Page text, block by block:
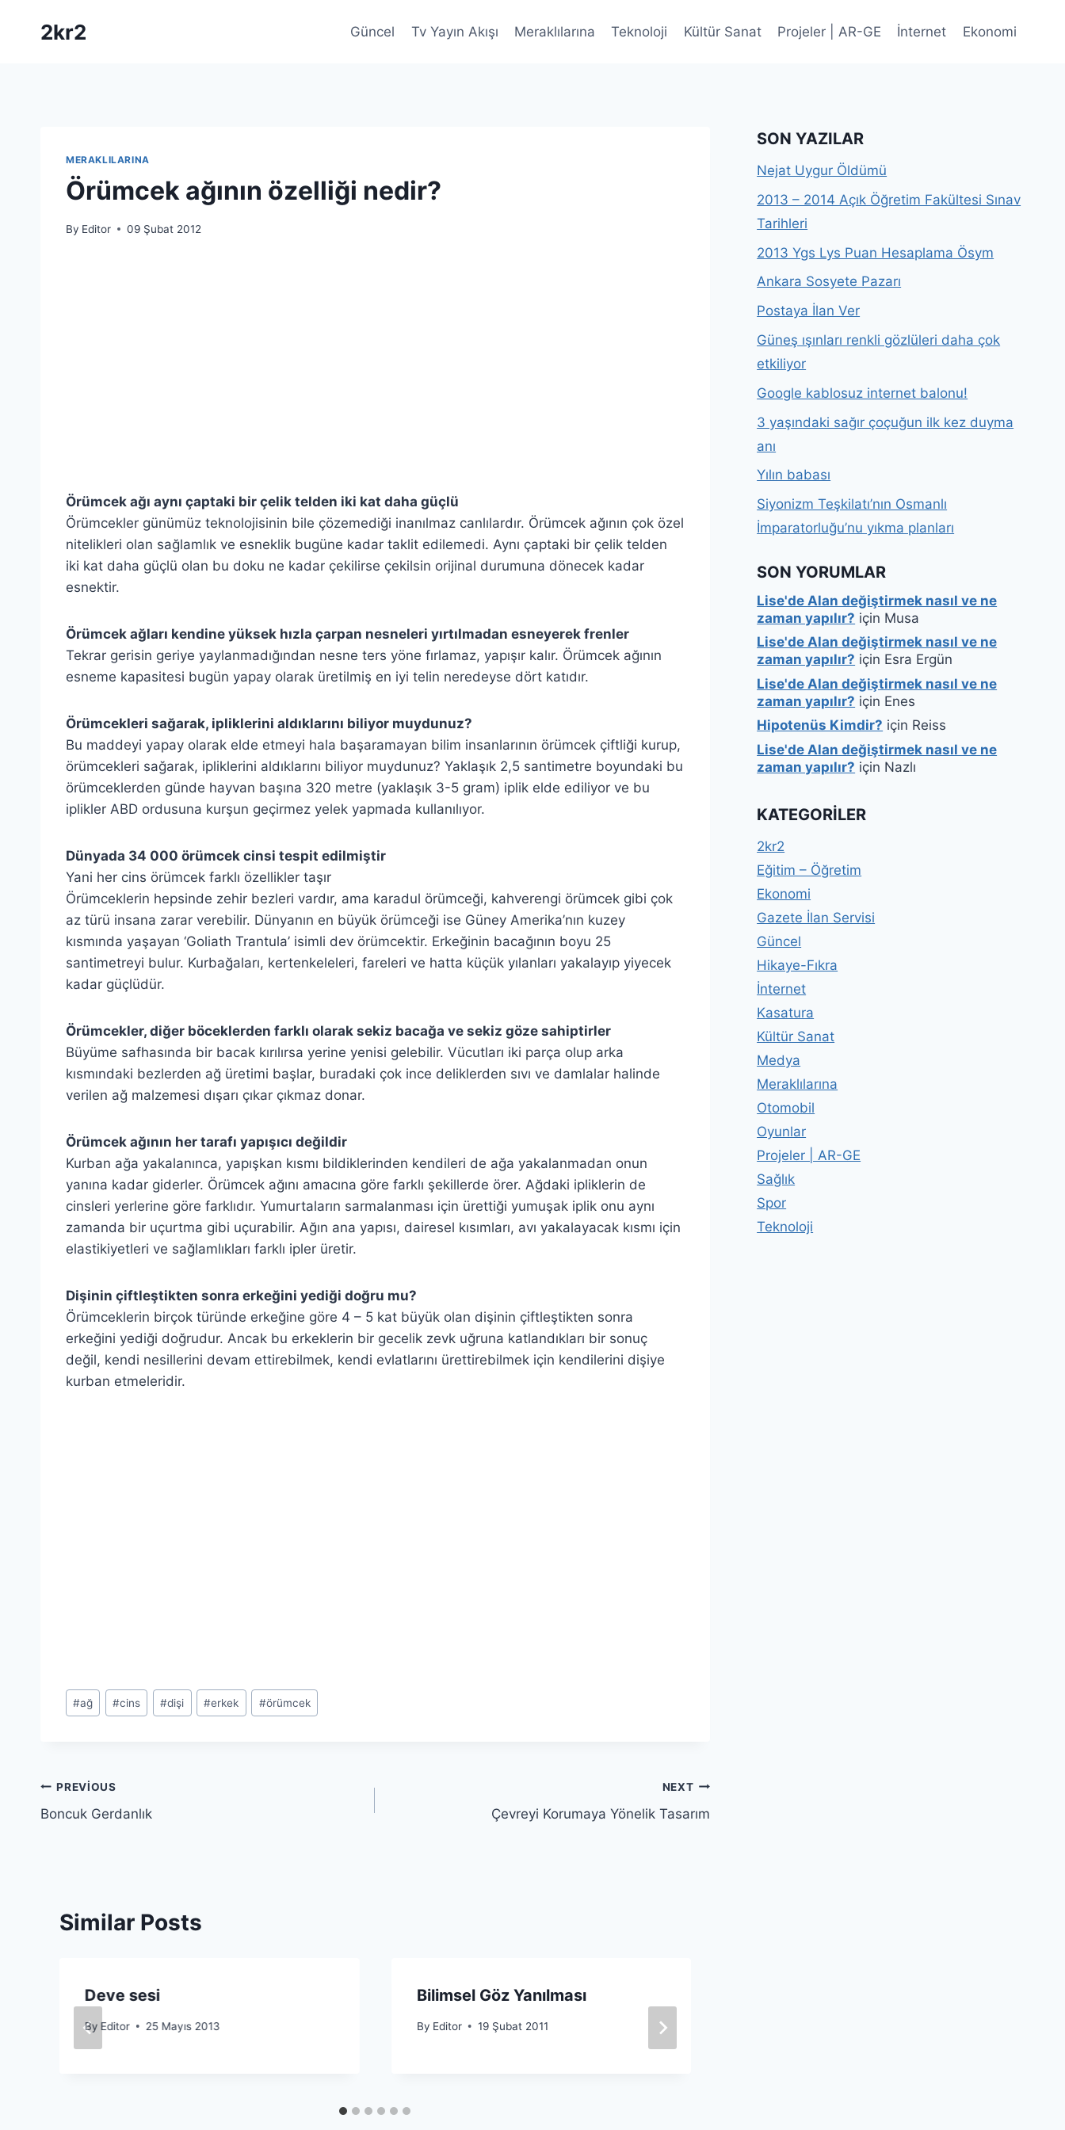
2kr2 Güncel Tv Yayın Akışı Meraklılarına Teknoloji Kültür Sanat Projeler | AR-GE İnternet Ekonomi
MERAKLILARINA
Örümcek ağının özelliği nedir?
By Editor 09 Şubat 2012
Örümcek ağı aynı çaptaki bir çelik telden iki kat daha güçlü
Örümcekler günümüz teknolojisinin bile çözemediği inanılmaz canlılardır. Örümcek ağının çok özel
nitelikleri olan sağlamlık ve esneklik bugüne kadar taklit edilemedi. Aynı çaptaki bir çelik telden
iki kat daha güçlü olan bu doku ne kadar çekilirse çekilsin orijinal durumuna dönecek kadar
esnektir.
Örümcek ağları kendine yüksek hızla çarpan nesneleri yırtılmadan esneyerek frenler
Tekrar gerisin geriye yaylanmadığından nesne ters yöne fırlamaz, yapışır kalır. Örümcek ağının
esneme kapasitesi bugün yapay olarak üretilmiş en iyi telin neredeyse dört katıdır.
Örümcekleri sağarak, ipliklerini aldıklarını biliyor muydunuz?
Bu maddeyi yapay olarak elde etmeyi hala başaramayan bilim insanlarının örümcek çiftliği kurup,
örümcekleri sağarak, ipliklerini aldıklarını biliyor muydunuz? Yaklaşık 2,5 santimetre boyundaki bu
örümceklerden günde hayvan başına 320 metre (yaklaşık 3-5 gram) iplik elde ediliyor ve bu
iplikler ABD ordusuna kurşun geçirmez yelek yapmada kullanılıyor.
Dünyada 34 000 örümcek cinsi tespit edilmiştir
Yani her cins örümcek farklı özellikler taşır
Örümceklerin hepsinde zehir bezleri vardır, ama karadul örümceği, kahverengi örümcek gibi çok
az türü insana zarar verebilir. Dünyanın en büyük örümceği ise Güney Amerika’nın kuzey
kısmında yaşayan ‘Goliath Trantula’ isimli dev örümcektir. Erkeğinin bacağının boyu 25
santimetreyi bulur. Kurbağaları, kertenkeleleri, fareleri ve hatta küçük yılanları yakalayıp yiyecek
kadar güçlüdür.
Örümcekler, diğer böceklerden farklı olarak sekiz bacağa ve sekiz göze sahiptirler
Büyüme safhasında bir bacak kırılırsa yerine yenisi gelebilir. Vücutları iki parça olup arka
kısmındaki bezlerden ağ üretimi başlar, buradaki çok ince deliklerden sıvı ve damlalar halinde
verilen ağ malzemesi dışarı çıkar çıkmaz donar.
Örümcek ağının her tarafı yapışıcı değildir
Kurban ağa yakalanınca, yapışkan kısmı bildiklerinden kendileri de ağa yakalanmadan onun
yanına kadar giderler. Örümcek ağını amacına göre farklı şekillerde örer. Ağdaki ipliklerin de
cinsleri yerlerine göre farklıdır. Yumurtaların sarmalanması için ürettiği yumuşak iplik onu aynı
zamanda bir uçurtma gibi uçurabilir. Ağın ana yapısı, dairesel kısımları, avı yakalayacak kısmı için
elastikiyetleri ve sağlamlıkları farklı ipler üretir.
Dişinin çiftleştikten sonra erkeğini yediği doğru mu?
Örümceklerin birçok türünde erkeğine göre 4 – 5 kat büyük olan dişinin çiftleştikten sonra
erkeğini yediği doğrudur. Ancak bu erkeklerin bir gecelik zevk uğruna katlandıkları bir sonuç
değil, kendi nesillerini devam ettirebilmek, kendi evlatlarını ürettirebilmek için kendilerini dişiye
kurban etmeleridir.
Post
Tags:
#ağ #cins #dişi #erkek #örümcek
Yazı
gezinmesi
PREVIOUS
Boncuk Gerdanlık
NEXT
Çevreyi Korumaya Yönelik Tasarım
Similar Posts
Deve sesi
By Editor 25 Mayıs 2013
Bilimsel Göz Yanılması
By Editor 19 Şubat 2011
SON YAZILAR
Nejat Uygur Öldümü
2013 – 2014 Açık Öğretim Fakültesi Sınav
Tarihleri
2013 Ygs Lys Puan Hesaplama Ösym
Ankara Sosyete Pazarı
Postaya İlan Ver
Güneş ışınları renkli gözlüleri daha çok
etkiliyor
Google kablosuz internet balonu!
3 yaşındaki sağır çoçuğun ilk kez duyma
anı
Yılın babası
Siyonizm Teşkilatı’nın Osmanlı
İmparatorluğu’nu yıkma planları
SON YORUMLAR
Lise'de Alan değiştirmek nasıl ve ne
zaman yapılır? için Musa
Lise'de Alan değiştirmek nasıl ve ne
zaman yapılır? için Esra Ergün
Lise'de Alan değiştirmek nasıl ve ne
zaman yapılır? için Enes
Hipotenüs Kimdir? için Reiss
Lise'de Alan değiştirmek nasıl ve ne
zaman yapılır? için Nazlı
KATEGORILER
2kr2
Eğitim – Öğretim
Ekonomi
Gazete İlan Servisi
Güncel
Hikaye-Fıkra
İnternet
Kasatura
Kültür Sanat
Medya
Meraklılarına
Otomobil
Oyunlar
Projeler | AR-GE
Sağlık
Spor
Teknoloji